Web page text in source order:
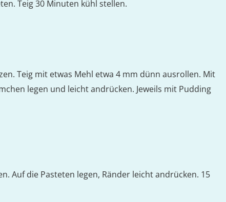
Teig 30 Minuten kühl stellen.
Teig mit etwas Mehl etwa 4 mm dünn ausrollen. Mit
legen und leicht andrücken. Jeweils mit Pudding
Auf die Pasteten legen, Ränder leicht andrücken. 15